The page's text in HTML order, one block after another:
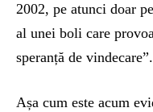
2002, pe atunci doar
al unei boli care
speranță de vindecare”.
Așa cum este acum